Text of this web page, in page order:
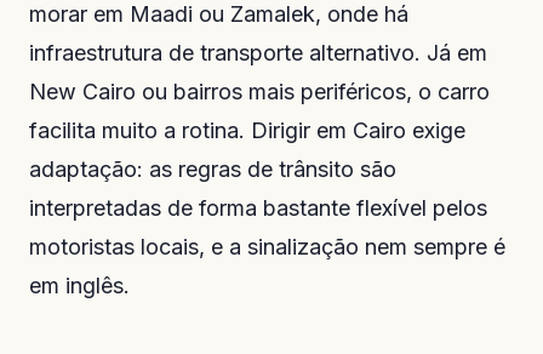
morar em Maadi ou Zamalek, onde há
infraestrutura de transporte alternativo. Já em
New Cairo ou bairros mais periféricos, o carro
facilita muito a rotina. Dirigir em Cairo exige
adaptação: as regras de trânsito são
interpretadas de forma bastante flexível pelos
motoristas locais, e a sinalização nem sempre é
em inglês.